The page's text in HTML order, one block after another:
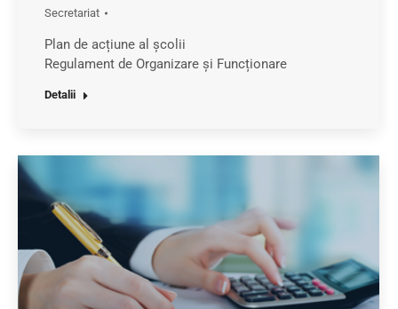
Secretariat
Plan de acțiune al școlii
Regulament de Organizare și Funcționare
Detalii